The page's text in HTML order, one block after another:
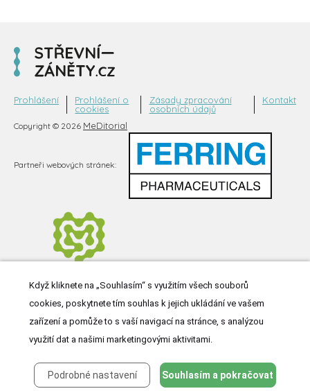
Copyright © 2026 MeDitorial
Prohlášení
Prohlášení o
cookies
Zásady zpracování
osobních údajů
Kontakt
Partneři webových stránek:
Když kliknete na „Souhlasím“ s využitím všech souborů
cookies, poskytnete tím souhlas k jejich ukládání ve vašem
zařízení a pomůže to s vaší navigací na stránce, s analýzou
využití dat a našimi marketingovými aktivitami.
Podrobné nastavení Souhlasím a pokračovat